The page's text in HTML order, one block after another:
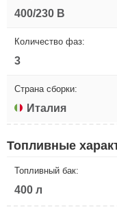
400/230 В
Количество фаз:
3
Страна сборки:
Италия
Топливные
Топливный бак:
400 л